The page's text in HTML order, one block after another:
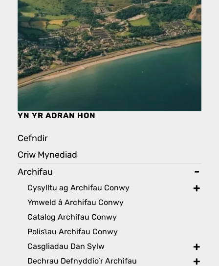
YN YR ADRAN HON
Cefndir
Criw Mynediad
toggle
Archifau
Cysylltu ag Archifau Conwy
Ymweld â Archifau Conwy
Catalog Archifau Conwy
Polisϊau Archifau Conwy
toggle
Casgliadau Dan Sylw
Dechrau Defnyddio’r Archifau